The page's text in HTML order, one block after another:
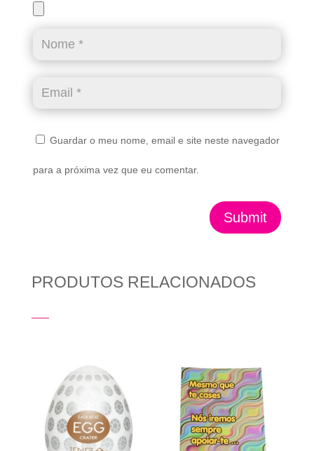
Guardar o meu nome, email e site neste navegador
para a próxima vez que eu comentar.
Submit
PRODUTOS RELACIONADOS